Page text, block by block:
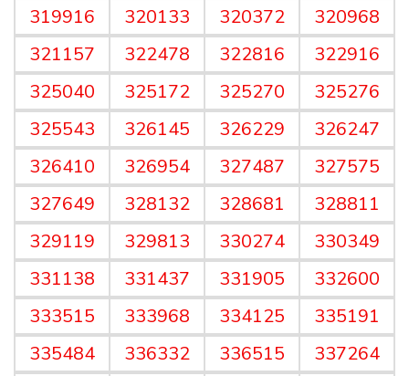
319916
320133 320372
320968
321157
322478 322816
322916
325040
325172 325270
325276
325543
326145 326229
326247
326410
326954 327487
327575
327649
328132 328681
328811
329119
329813 330274
330349
331138
331437 331905
332600
333515
333968 334125
335191
335484
336332 336515
337264